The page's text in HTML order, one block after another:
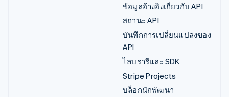
ข้อมูลอ้างอิงเกี่ยวกับ API
สถานะ API
บันทึกการเปลี่ยนแปลงของ
API
ไลบรารีและ SDK
Stripe Projects
บล็อกนักพัฒนา